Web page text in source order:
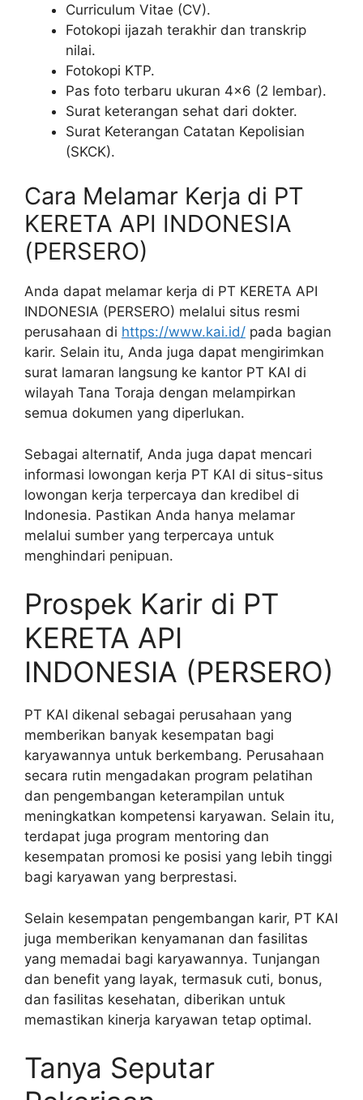
Curriculum Vitae (CV).
Fotokopi ijazah terakhir dan transkrip
nilai.
Fotokopi KTP.
Pas foto terbaru ukuran 4×6 (2 lembar).
Surat keterangan sehat dari dokter.
Surat Keterangan Catatan Kepolisian
(SKCK).
Cara Melamar Kerja di PT
KERETA API INDONESIA
(PERSERO)
Anda dapat melamar kerja di PT KERETA API
INDONESIA (PERSERO) melalui situs resmi
perusahaan di https://www.kai.id/ pada bagian
karir. Selain itu, Anda juga dapat mengirimkan
surat lamaran langsung ke kantor PT KAI di
wilayah Tana Toraja dengan melampirkan
semua dokumen yang diperlukan.
Sebagai alternatif, Anda juga dapat mencari
informasi lowongan kerja PT KAI di situs-situs
lowongan kerja terpercaya dan kredibel di
Indonesia. Pastikan Anda hanya melamar
melalui sumber yang terpercaya untuk
menghindari penipuan.
Prospek Karir di PT
KERETA API
INDONESIA (PERSERO)
PT KAI dikenal sebagai perusahaan yang
memberikan banyak kesempatan bagi
karyawannya untuk berkembang. Perusahaan
secara rutin mengadakan program pelatihan
dan pengembangan keterampilan untuk
meningkatkan kompetensi karyawan. Selain itu,
terdapat juga program mentoring dan
kesempatan promosi ke posisi yang lebih tinggi
bagi karyawan yang berprestasi.
Selain kesempatan pengembangan karir, PT KAI
juga memberikan kenyamanan dan fasilitas
yang memadai bagi karyawannya. Tunjangan
dan benefit yang layak, termasuk cuti, bonus,
dan fasilitas kesehatan, diberikan untuk
memastikan kinerja karyawan tetap optimal.
Tanya Seputar